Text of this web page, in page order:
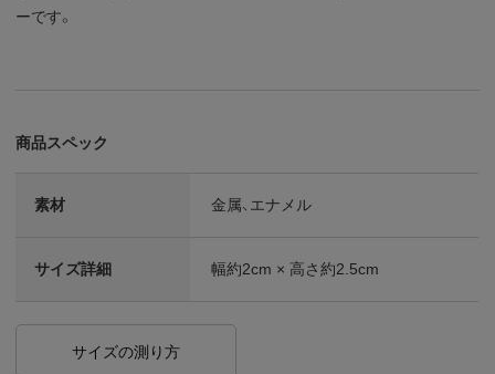
ーです。
商品スペック
素材 金属、エナメル
サイズ詳細 幅約2cm × 高さ約2.5cm
サイズの測り方